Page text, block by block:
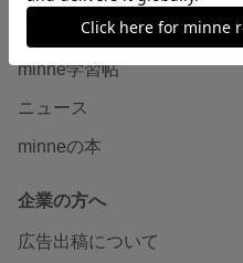
minneとものづくりと
minne学習帖
ニュース
minneの本
企業の方へ
広告出稿について